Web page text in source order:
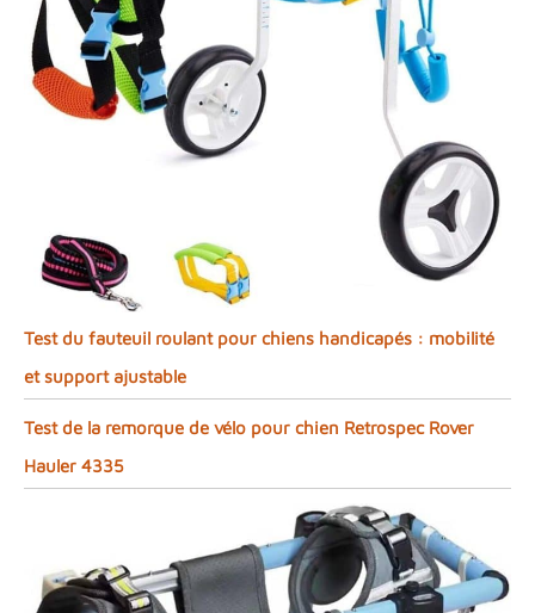
Test du fauteuil roulant pour chiens handicapés : mobilité
et support ajustable
Test de la remorque de vélo pour chien Retrospec Rover
Hauler 4335